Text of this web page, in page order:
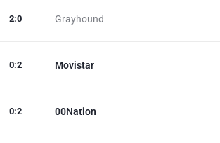
Grayhound
2:0
Movistar
0:2
00Nation
0:2